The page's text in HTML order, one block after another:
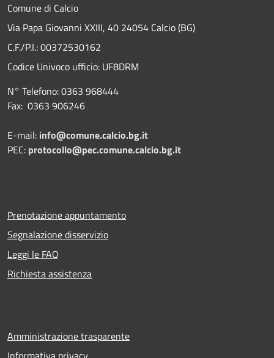
Comune di Calcio
Via Papa Giovanni XXIII, 40 24054 Calcio (BG)
C.F./P.I.: 00372530162
Codice Univoco ufficio: UF8DRM
N° Telefono: 0363 968444
Fax: 0363 906246
E-mail: info@comune.calcio.bg.it
PEC: protocollo@pec.comune.calcio.bg.it
Prenotazione appuntamento
Segnalazione disservizio
Leggi le FAQ
Richiesta assistenza
Amministrazione trasparente